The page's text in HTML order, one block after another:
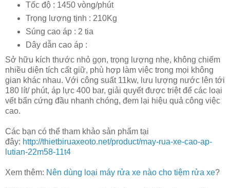
Tốc độ : 1450 vòng/phút
Trọng lượng tịnh : 210Kg
Súng cao áp : 2 tia
Dây dẫn cao áp :
Sở hữu kích thước nhỏ gọn, trọng lượng nhẹ, không chiếm
nhiều diện tích cất giữ, phù hợp làm việc trong mọi không
gian khác nhau. Với công suất 11kw, lưu lượng nước lên tới
180 lít/ phút, áp lực 400 bar, giải quyết được triệt để các loại
vết bẩn cứng đầu nhanh chóng, đem lại hiệu quả công việc
cao.
Các bạn có thể tham khảo sản phẩm tại
đây: http://thietbiruaxeoto.net/product/may-rua-xe-cao-ap-
lutian-22m58-11t4
Xem thêm: Nên dùng loại máy rửa xe nào cho tiệm rửa xe?